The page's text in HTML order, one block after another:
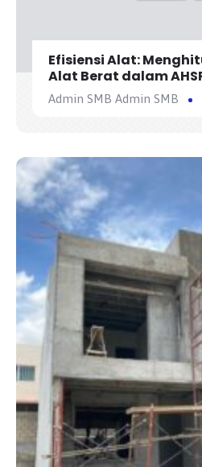
Efisiensi Alat:
Alat Berat dalam
Jalan
Admin SMB Admin SMB